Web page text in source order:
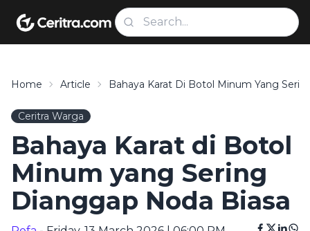
Home Article Bahaya Karat Di Botol Minum Yang
Ceritra Warga
Bahaya Karat di Botol
Minum yang Sering
Dianggap Noda Biasa